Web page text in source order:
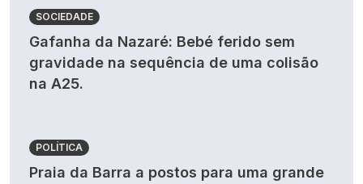
SOCIEDADE
Gafanha da Nazaré: Bebé ferido sem
gravidade na sequência de uma colisão
na A25.
POLÍTICA
Praia da Barra a postos para uma grande